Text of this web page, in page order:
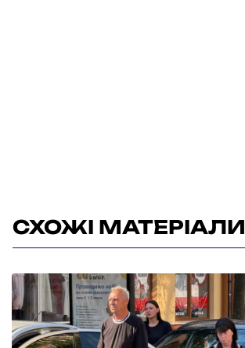
СХОЖІ МАТЕРІАЛИ